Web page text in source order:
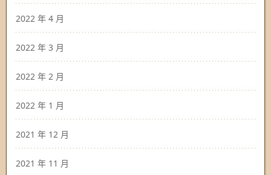
2022 年 4 月
2022 年 3 月
2022 年 2 月
2022 年 1 月
2021 年 12 月
2021 年 11 月